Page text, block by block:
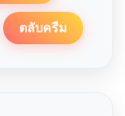
ตลับครีม